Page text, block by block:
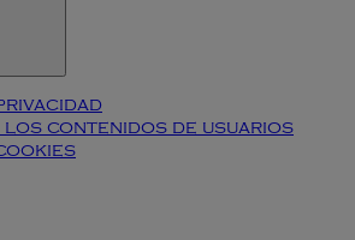
los contenidos de usuarios